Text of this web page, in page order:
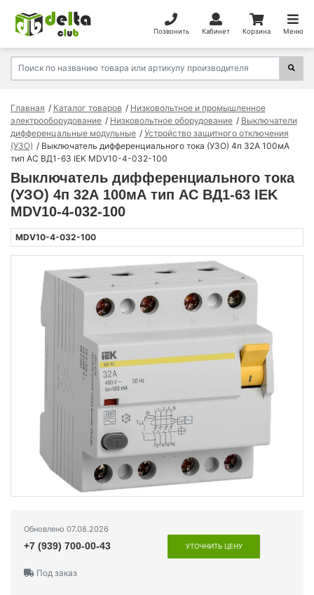
Позвонить Кабинет Корзина Меню
Главная Каталог товаров
Низковольтное и промышленное
электрооборудование
Низковольтное оборудование
Выключатели
дифференцальные модульные
Устройство защитного отключения
(УЗО)
Выключатель дифференциального тока (УЗО) 4п 32А 100мА
тип AC ВД1-63 IEK MDV10-4-032-100
Выключатель дифференциального тока
(УЗО) 4п 32А 100мА тип AC ВД1-63 IEK
MDV10-4-032-100
MDV10-4-032-100
Обновлено 07.08.2026
+7 (939) 700-00-43 УТОЧНИТЬ ЦЕНУ
Под заказ